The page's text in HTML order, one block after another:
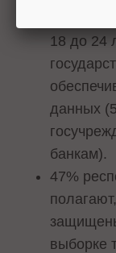
18 до 24
данных
банкам).
47%
выборке